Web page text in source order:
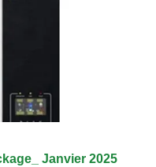
Janvier 2025